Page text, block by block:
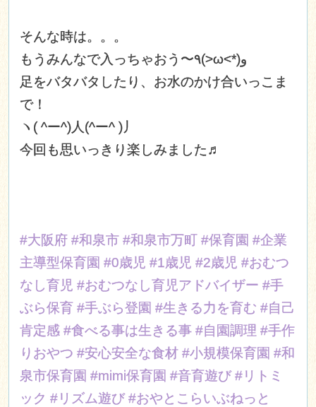
そんな時は。。。
もうみんなで入っちゃおう〜٩(>ω<*)و
足をバタバタしたり、お水のかけ合いっこま
で！
ヽ( ^ー^)人(^ー^ )丿
今回も思いっきり楽しみました♬
#大阪府 #和泉市 #和泉市万町 #保育園 #企業
主導型保育園 #0歳児 #1歳児 #2歳児 #おむつ
なし育児 #おむつなし育児アドバイザー #手
ぶら保育 #手ぶら登園 #生きる力を育む #自己
肯定感 #食べる事は生きる事 #自園調理 #手作
りおやつ #安心安全な食材 #小規模保育園 #和
泉市保育園 #mimi保育園 #音育遊び #リトミ
ック #リズム遊び #おやとこらいぶねっと